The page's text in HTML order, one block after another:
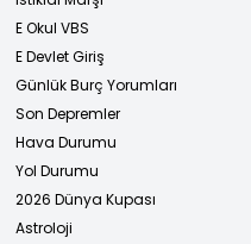
E Okul VBS
E Devlet Giriş
Günlük Burç Yorumları
Son Depremler
Hava Durumu
Yol Durumu
2026 Dünya Kupası
Astroloji